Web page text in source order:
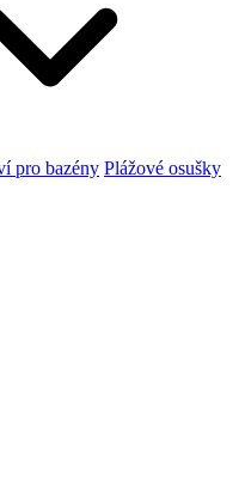
pro bazény Plážové osušky